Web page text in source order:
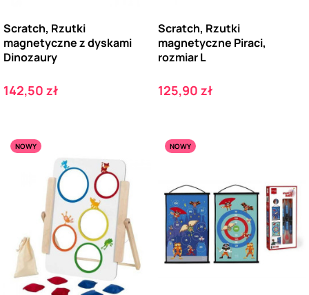
Scratch, Rzutki
magnetyczne z dyskami
Dinozaury
Cena
142,50 zł
Scratch, Rzutki
magnetyczne Piraci,
rozmiar L
Cena
125,90 zł
NOWY NOWY